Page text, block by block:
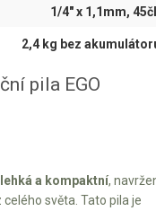
1/4" x 1,1mm,
2,4 kg bez
pila EGO
lehká a kompaktní,
světa. Tato pila je